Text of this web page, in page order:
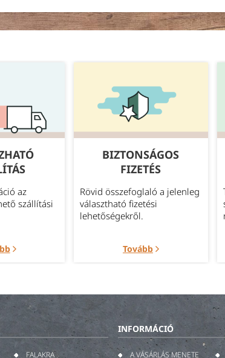
az
szállítási
BIZTONSÁGOS
FIZETÉS
Rövid összefoglaló a jelenleg
választható fizetési
lehetőségekről.
Tovább
INFORMÁCIÓ
FALAKRA A VÁSÁRLÁS MENETE